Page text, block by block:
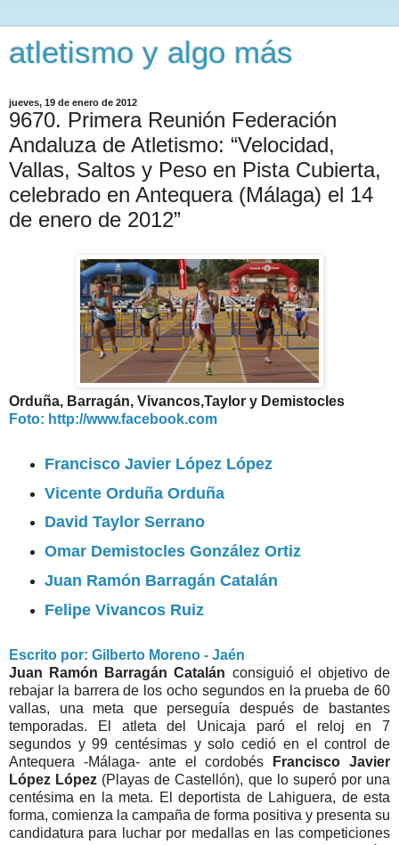
atletismo y algo más
jueves, 19 de enero de 2012
9670. Primera Reunión Federación
Andaluza de Atletismo: “Velocidad,
Vallas, Saltos y Peso en Pista Cubierta,
celebrado en Antequera (Málaga) el 14
de enero de 2012”
Orduña, Barragán, Vivancos,Taylor y Demistocles
Foto: http://www.facebook.com
Francisco Javier López López
Vicente Orduña Orduña
David Taylor Serrano
Omar Demistocles González Ortiz
Juan Ramón Barragán Catalán
Felipe Vivancos Ruiz
Escrito por: Gilberto Moreno - Jaén
Juan Ramón Barragán Catalán consiguió el objetivo de
rebajar la barrera de los ocho segundos en la prueba de 60
vallas, una meta que perseguía después de bastantes
temporadas. El atleta del Unicaja paró el reloj en 7
segundos y 99 centésimas y solo cedió en el control de
Antequera -Málaga- ante el cordobés
Francisco Javier
López López (Playas de Castellón), que lo superó por una
centésima en la meta. El deportista de Lahiguera, de esta
forma, comienza la campaña de forma positiva y presenta su
candidatura para luchar por medallas en las competiciones